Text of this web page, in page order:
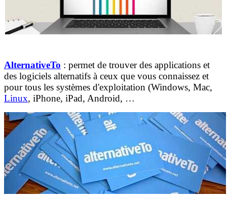
AlternativeTo : permet de trouver des applications et
des logiciels alternatifs à ceux que vous connaissez et
pour tous les systèmes d'exploitation (Windows, Mac,
Linux, iPhone, iPad, Android, …